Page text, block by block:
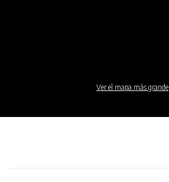
Ver el mapa más grande